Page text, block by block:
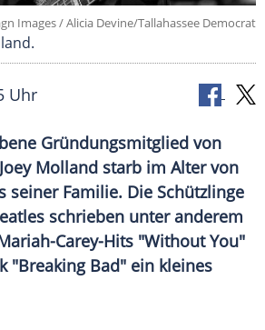
Images / Alicia Devine/Tallahassee Democrat
Uhr
Gründungsmitglied von
Molland starb im Alter von
seiner Familie. Die Schützlinge
schrieben unter anderem
Carey-Hits "Without You"
"Breaking Bad" ein kleines